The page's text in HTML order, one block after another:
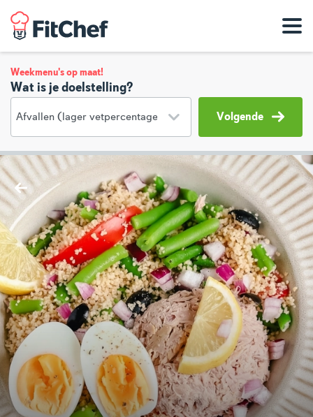
Weekmenu's op maat!
Wat is je doelstelling?
Volgende